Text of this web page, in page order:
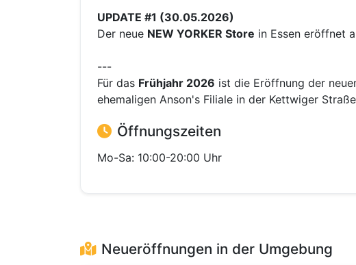
UPDATE #1 (30.05.2026)
Der neue NEW YORKER Store in Essen eröffnet
---
Für das Frühjahr 2026 ist die Eröffnung der
ehemaligen Anson's Filiale in der Kettwiger
Öffnungszeiten
Mo-Sa: 10:00-20:00 Uhr
Neueröffnungen in der Umgebung